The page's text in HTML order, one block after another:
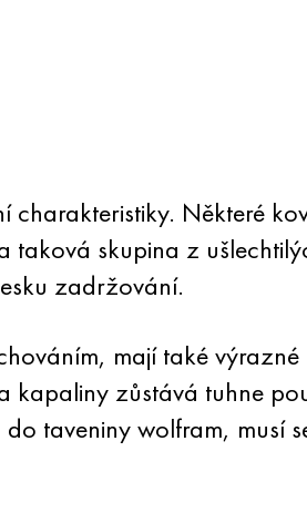
charakteristiky. Některé
taková skupina z
zadržování.
mají také
kapaliny zůstává tuhne
taveniny wolfram, musí